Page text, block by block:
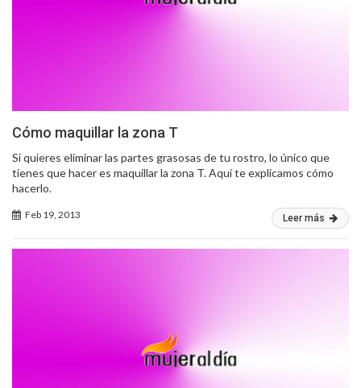
Cómo maquillar la zona T
Si quieres eliminar las partes grasosas de tu rostro, lo único que
tienes que hacer es maquillar la zona T. Aquí te explicamos cómo
hacerlo.
Feb 19, 2013 Leer más